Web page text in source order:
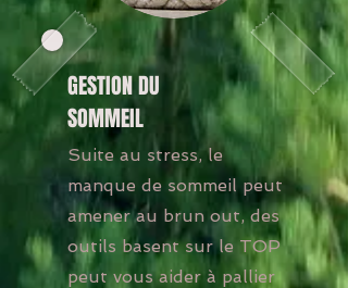
GESTION DU
SOMMEIL
Suite au stress, le
manque de sommeil peut
amener au brun out, des
outils basent sur le TOP
peut vous aider à pallier